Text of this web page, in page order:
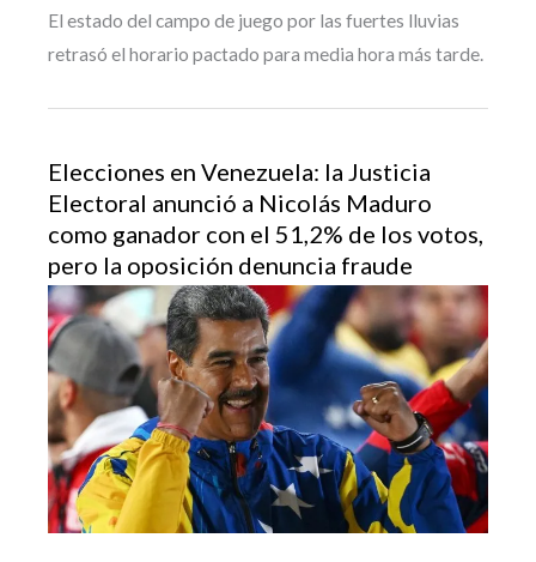
El estado del campo de juego por las fuertes lluvias
retrasó el horario pactado para media hora más tarde.
Elecciones en Venezuela: la Justicia
Electoral anunció a Nicolás Maduro
como ganador con el 51,2% de los votos,
pero la oposición denuncia fraude